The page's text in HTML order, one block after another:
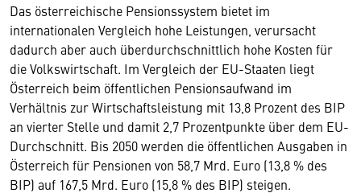
Das österreichische Pensionssystem bietet im
internationalen Vergleich hohe Leistungen, verursacht
dadurch aber auch überdurchschnittlich hohe Kosten für
die Volkswirtschaft. Im Vergleich der EU-Staaten liegt
Österreich beim öffentlichen Pensionsaufwand im
Verhältnis zur Wirtschaftsleistung mit 13,8 Prozent des BIP
an vierter Stelle und damit 2,7 Prozentpunkte über dem EU-
Durchschnitt. Bis 2050 werden die öffentlichen Ausgaben in
Österreich für Pensionen von 58,7 Mrd. Euro (13,8 % des
BIP) auf 167,5 Mrd. Euro (15,8 % des BIP) steigen.